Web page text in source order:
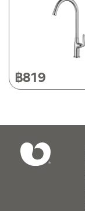
วันจันทร์ – วันศุกร์ เ
วันเสาร์ เวลา 8:30-
หยุดวันอาทิตย์ และ
เงื่อนไขการรับประ
2. การรับประกันสิน
ปกติ หากมีตำหนิ ชำ
งานไม่ได้ ทางบริษัท
฿819